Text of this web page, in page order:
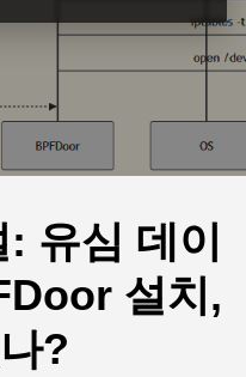
유심 데이
설치,
?